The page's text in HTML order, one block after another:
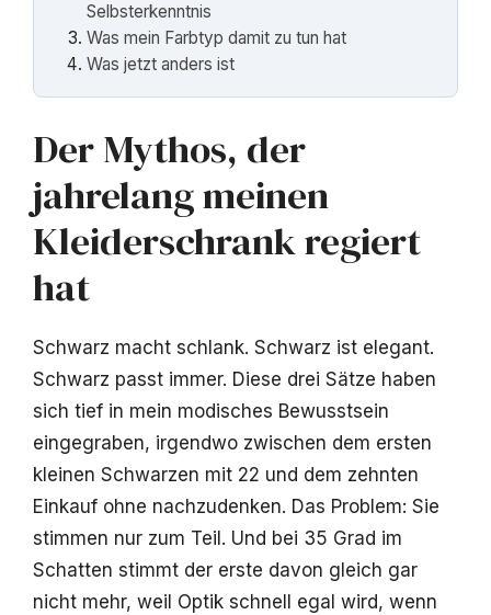
Selbsterkenntnis
Was mein Farbtyp damit zu tun hat
Was jetzt anders ist
Der Mythos, der
jahrelang meinen
Kleiderschrank regiert
hat
Schwarz macht schlank. Schwarz ist elegant.
Schwarz passt immer. Diese drei Sätze haben
sich tief in mein modisches Bewusstsein
eingegraben, irgendwo zwischen dem ersten
kleinen Schwarzen mit 22 und dem zehnten
Einkauf ohne nachzudenken. Das Problem: Sie
stimmen nur zum Teil. Und bei 35 Grad im
Schatten stimmt der erste davon gleich gar
nicht mehr, weil Optik schnell egal wird, wenn